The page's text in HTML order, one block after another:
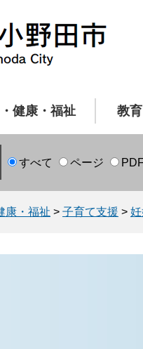
健康・福祉 教
すべて ページ
康・福祉 > 子育て支援 >